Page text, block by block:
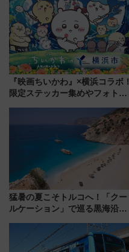
『映画ちいかわ』×横浜コラボ！
限定ステッカー集めやフォトス
いを満喫しよう（花火鑑賞会応
募は7/12まで！）
猛暑の夏こそトルコへ！「クー
ルケーション」で巡る黒海沿岸
連検索数が前年比237％増、ナ
ショジオも認める『2026年に訪